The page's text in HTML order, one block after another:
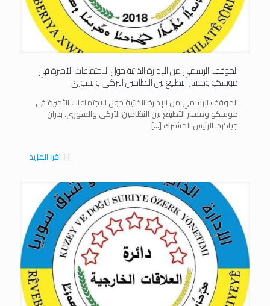
الموقف الرسمي من الإدارة الذاتية حول الاجتماعات الأخيرة في
موسكو ومسار التطبيع بين النظامين التركي والسوري
الموقف الرسمي من الإدارة الذاتية حول الاجتماعات الأخيرة في
موسكو ومسار التطبيع بين النظامين التركي والسوري. بدران
جياكرد. الرئيس المشترك […]
اقرا المزيد